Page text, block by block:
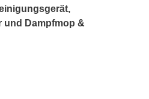
und Dampfmop &